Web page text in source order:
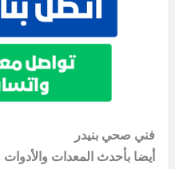
فني صحي بنيدر
أيضا بأحدث المعدات